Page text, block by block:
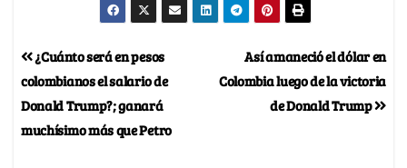
Así amaneció el dólar en
Colombia luego de la victoria
de Donald Trump
¿Cuánto será en pesos
colombianos el salario de
Donald Trump?; ganará
muchísimo más que Petro